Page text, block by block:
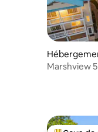
e Beach
Marshview